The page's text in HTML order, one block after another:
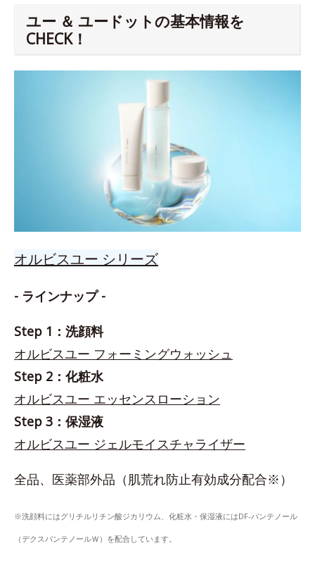
ユー ＆ ユードットの基本情報を
CHECK！
オルビスユー シリーズ
- ラインナップ -
Step 1：洗顔料
オルビスユー フォーミングウォッシュ
Step 2：化粧水
オルビスユー エッセンスローション
Step 3：保湿液
オルビスユー ジェルモイスチャライザー
全品、医薬部外品（肌荒れ防止有効成分配合※）
※洗顔料にはグリチルリチン酸ジカリウム、化粧水・保湿液にはDF-パンテノール
（デクスパンテノールＷ）を配合しています。